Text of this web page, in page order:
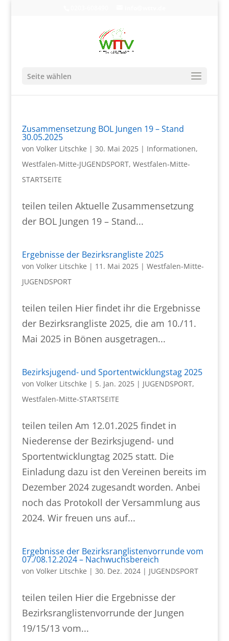
Seite wählen
Zusammensetzung BOL Jungen 19 – Stand
30.05.2025
von Volker Litschke | 30. Mai 2025| Informationen,
Westfalen-Mitte-JUGENDSPORT, Westfalen-Mitte-
STARTSEITE
teilen teilen Aktuelle Zusammensetzung
der BOL Jungen 19 – Stand...
Ergebnisse der Bezirksrangliste 2025
von Volker Litschke | 11. Mai 2025| Westfalen-Mitte-
JUGENDSPORT
teilen teilen Hier findet ihr die Ergebnisse
der Bezirksrangliste 2025, die am 10./11.
Mai 2025 in Bönen ausgetragen...
Bezirksjugend- und Sportentwicklungstag 2025
von Volker Litschke | 5. Jan. 2025| JUGENDSPORT,
Westfalen-Mitte-STARTSEITE
teilen teilen Am 12.01.2025 findet in
Niederense der Bezirksjugend- und
Sportentwicklungtag 2025 statt. Die
Einladung dazu ist den Vereinen bereits im
Dezember 2024 zugesandt worden. Anbei
noch das Protokoll der Versammlung aus
2024. Wir freuen uns auf...
Ergebnisse der Bezirksranglistenvorrunde vom
07./08.12.2024 – Nachwuchsbereich
von Volker Litschke | 30. Dez. 2024| JUGENDSPORT
teilen teilen Hier die Ergebnisse der
Bezirksranglistenvorrunde der Jungen
19/15/13 vom...